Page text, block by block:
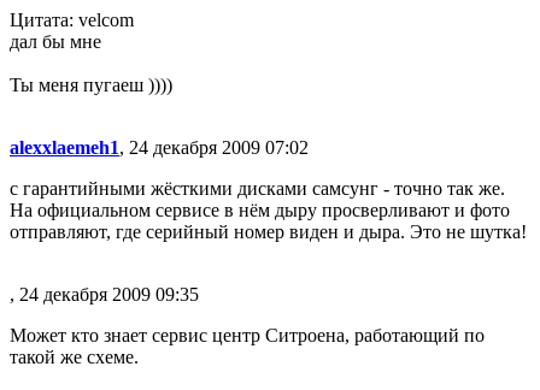
Цитата: velcom
дал бы мне
Ты меня пугаеш ))))
alexxlaemeh1, 24 декабря 2009 07:02
с гарантийными жёсткими дисками самсунг - точно так же.
На официальном сервисе в нём дыру просверливают и фото
отправляют, где серийный номер виден и дыра. Это не шутка!
, 24 декабря 2009 09:35
Может кто знает сервис центр Ситроена, работающий по
такой же схеме.